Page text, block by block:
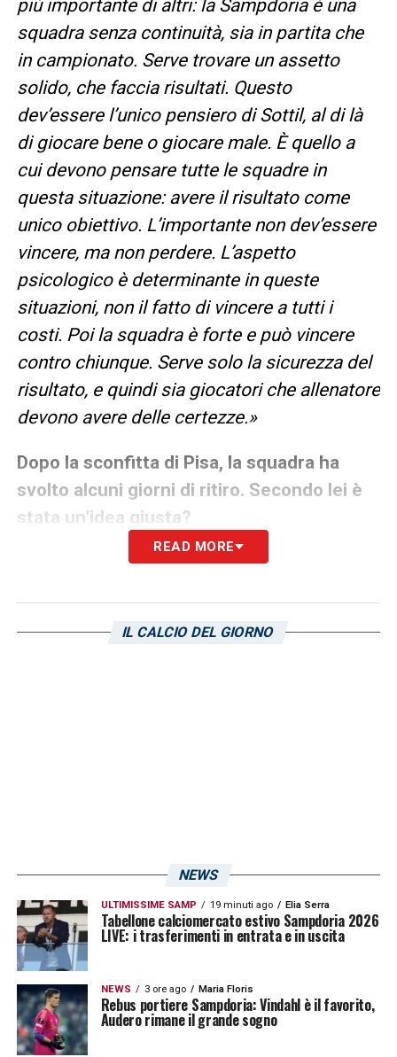
più importante di altri: la Sampdoria è una
squadra senza continuità, sia in partita che
in campionato. Serve trovare un assetto
solido, che faccia risultati. Questo
dev’essere l’unico pensiero di Sottil, al di là
di giocare bene o giocare male. È quello a
cui devono pensare tutte le squadre in
questa situazione: avere il risultato come
unico obiettivo. L’importante non dev’essere
vincere, ma non perdere. L’aspetto
psicologico è determinante in queste
situazioni, non il fatto di vincere a tutti i
costi. Poi la squadra è forte e può vincere
contro chiunque. Serve solo la sicurezza del
risultato, e quindi sia giocatori che allenatore
devono avere delle certezze.»
Dopo la sconfitta di Pisa, la squadra ha
svolto alcuni giorni di ritiro. Secondo lei è
stata un’idea giusta?
«Bisogna conoscere le cose dal di dentro.
ha dato risultati, in altre invece no. Qua il
prestazioni serve una vita sana. E subito
lavorare, insomma, sull’aspetto psicofisico
dei giocatori. Un calciatore deve correre per
un’ora e mezza, non ci sono scuse, e per fare
questo servono questi due fattori. Nel
momento in cui fai questo tutto viene di
READ MORE
IL CALCIO DEL GIORNO
NEWS
ULTIMISSIME SAMP 19 minuti ago Elia Serra
Tabellone calciomercato estivo Sampdoria 2026
LIVE: i trasferimenti in entrata e in uscita
NEWS 3 ore ago Maria Floris
Rebus portiere Sampdoria: Vindahl è il favorito,
Audero rimane il grande sogno